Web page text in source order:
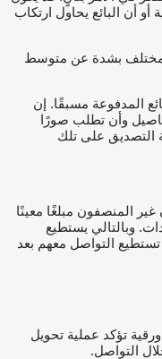
أن البائع يحاول ارتكاب
مختلف بشدة عن متوسط
المدفوعة مسبقًا. إن
وأن تطلب صورًا
على تلك
غير المنصفون مبلغًا معينًا
وبالتالي يستطيع
التواصل معهم بعد
تؤكد عملية تحويل
التواصل.